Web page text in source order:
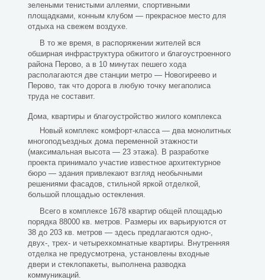
зелеными тенистыми аллеями, спортивными
площадками, конным клубом — прекрасное место для
отдыха на свежем воздухе.
В то же время, в распоряжении жителей вся
обширная инфраструктура обжитого и благоустроенного
района Перово, а в 10 минутах пешего хода
располагаются две станции метро — Новогиреево и
Перово, так что дорога в любую точку мегаполиса
труда не составит.
Дома, квартиры и благоустройство жилого комплекса
Новый комплекс комфорт-класса — два монолитных
многоподъездных дома переменной этажности
(максимальная высота — 23 этажа). В разработке
проекта принимало участие известное архитектурное
бюро — здания привлекают взгляд необычными
решениями фасадов, стильной яркой отделкой,
большой площадью остекления.
Всего в комплексе 1678 квартир общей площадью
порядка 88000 кв. метров. Размеры их варьируются от
38 до 203 кв. метров — здесь предлагаются одно-,
двух-, трех- и четырехкомнатные квартиры. Внутренняя
отделка не предусмотрена, установлены входные
двери и стеклопакеты, выполнена разводка
коммуникаций.